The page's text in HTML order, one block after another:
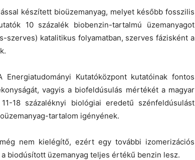
készített bioüzemanyag, melyet később fosszilis
10 százalék biobenzin-tartalmú üzemanyagot
katalitikus folyamatban, szerves fázisként a
Kutatóközpont kutatóinak fontos
vagyis a biofeldúsulás mértékét a magyar
18 százaléknyi biológiai eredetű szénfeldúsulást
tartalom igényének.
nem kielégítő, ezért egy további izomerizációs
biodúsított üzemanyag teljes értékű benzin lesz.